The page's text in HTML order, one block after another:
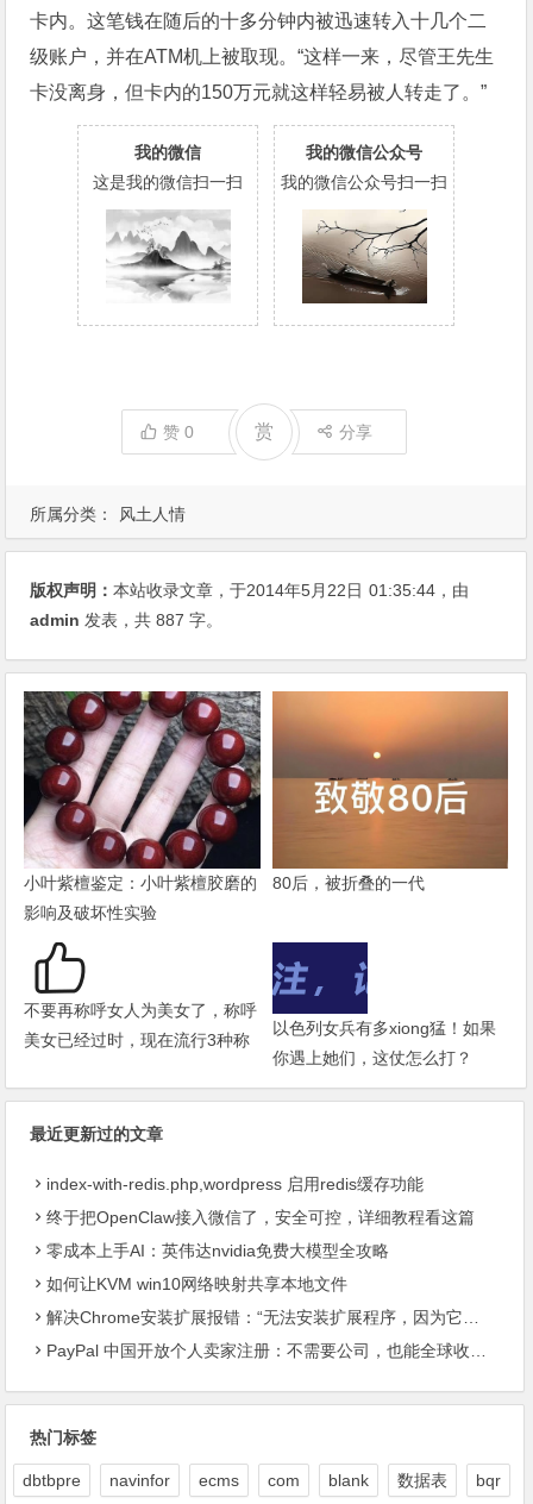
所属分类： 风土人情
卡内。这笔钱在随后的十多分钟内被迅速转入十几个二
级账户，并在ATM机上被取现。“这样一来，尽管王先生
卡没离身，但卡内的150万元就这样轻易被人转走了。”
我的微信
这是我的微信扫一扫
我的微信公众号
我的微信公众号扫一扫
赞0 赏 分享
版权声明：本站收录文章，于2014年5月22日 01:35:44 ，由
admin 发表，共 887 字。
小叶紫檀鉴定：小叶紫檀胶磨的
影响及破坏性实验
80后，被折叠的一代
不要再称呼女人为美女了，称呼
美女已经过时，现在流行3种称
以色列女兵有多xiong猛！如果
你遇上她们，这仗怎么打？
最近更新过的文章
index-with-redis.php,wordpress 启用redis缓存功能
终于把OpenClaw接入微信了，安全可控，详细教程看这篇
零成本上手AI：英伟达nvidia免费大模型全攻略
如何让KVM win10网络映射共享本地文件
解决Chrome安装扩展报错：“无法安装扩展程序，因为它使用了不受支持的清单版本“
PayPal 中国开放个人卖家注册：不需要公司，也能全球收款了
热门标签
dbtbpre navinfor ecms com blank 数据表 bqr